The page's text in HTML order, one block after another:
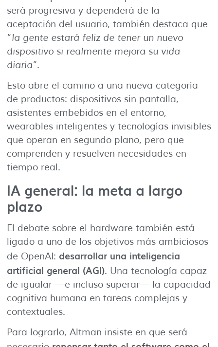
será progresiva y dependerá de la
aceptación del usuario, también destaca que
“la gente estará feliz de tener un nuevo
dispositivo si realmente mejora su vida
diaria”.
Esto abre el camino a una nueva categoría
de productos: dispositivos sin pantalla,
asistentes embebidos en el entorno,
wearables inteligentes y tecnologías invisibles
que operan en segundo plano, pero que
comprenden y resuelven necesidades en
tiempo real.
IA general: la meta a largo
plazo
El debate sobre el hardware también está
ligado a uno de los objetivos más ambiciosos
de OpenAI: desarrollar una inteligencia
artificial general (AGI). Una tecnología capaz
de igualar —e incluso superar— la capacidad
cognitiva humana en tareas complejas y
contextuales.
Para lograrlo, Altman insiste en que será